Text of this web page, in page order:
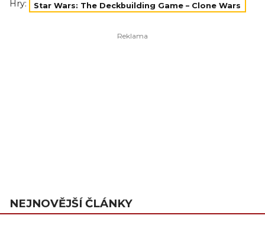
Hry: Star Wars: The Deckbuilding Game – Clone Wars
NEJNOVĚJŠÍ ČLÁNKY